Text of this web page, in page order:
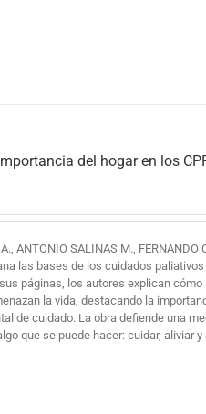
del hogar en los
ANTONIO SALINAS M., FERNANDO
las bases de los cuidados
páginas, los autores explican
la vida, destacando la
de cuidado. La obra defiende una
que se puede hacer: cuidar, aliviar